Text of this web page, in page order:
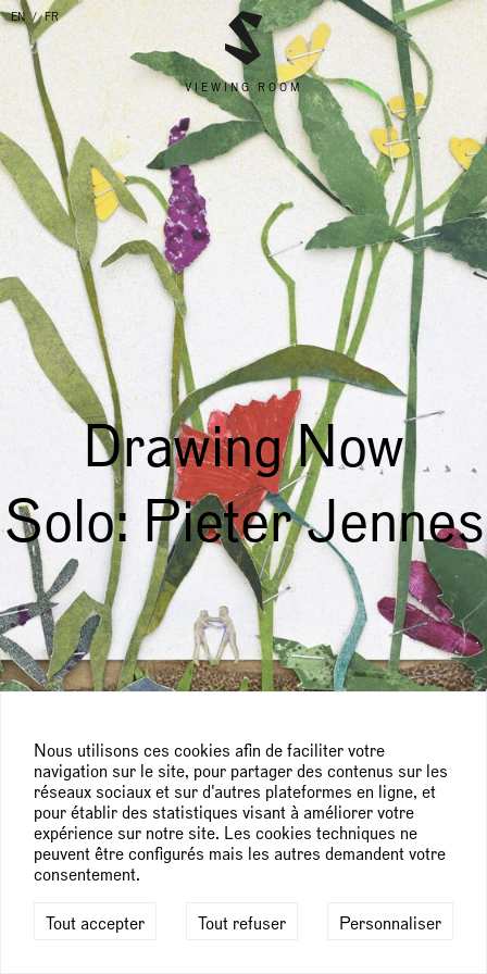
Nous utilisons ces cookies afin de faciliter votre
navigation sur le site, pour partager des contenus sur les
réseaux sociaux et sur d'autres plateformes en ligne, et
pour établir des statistiques visant à améliorer votre
expérience sur notre site. Les cookies techniques ne
peuvent être configurés mais les autres demandent votre
consentement.
Tout accepter Tout refuser Personnaliser
EN FR
VIEWING ROOM
Drawing Now
Solo: Pieter Jennes